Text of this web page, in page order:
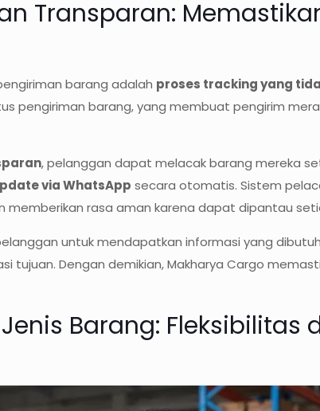
Transparan:
barang adalah proses tracking yang
pengiriman barang, yang membuat pengirim
, pelanggan dapat melacak barang mereka
via WhatsApp secara otomatis. Sistem
rasa aman karena dapat dipantau
untuk mendapatkan informasi yang
tujuan. Dengan demikian, Makharya Cargo
Barang: Fleksibilitas